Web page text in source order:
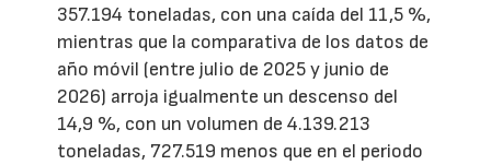
357.194 toneladas, con una caída del 11,5 %,
mientras que la comparativa de los datos de
año móvil (entre julio de 2025 y junio de
2026) arroja igualmente un descenso del
14,9 %, con un volumen de 4.139.213
toneladas, 727.519 menos que en el periodo